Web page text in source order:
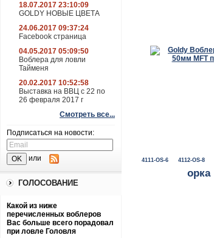
18.07.2017 23:10:09
GOLDY НОВЫЕ ЦВЕТА
24.06.2017 09:37:24
Facebook страница
04.05.2017 05:09:50
Воблера для ловли
Тайменя
20.02.2017 10:52:58
Выставка на ВВЦ с 22 по
26 февраля 2017 г
Смотреть все...
Подписаться на новости:
или
ГОЛОСОВАНИЕ
Какой из ниже
перечисленных воблеров
Вас больше всего порадовал
при ловле Головля
4111-OS-6 4112-OS-8
орка